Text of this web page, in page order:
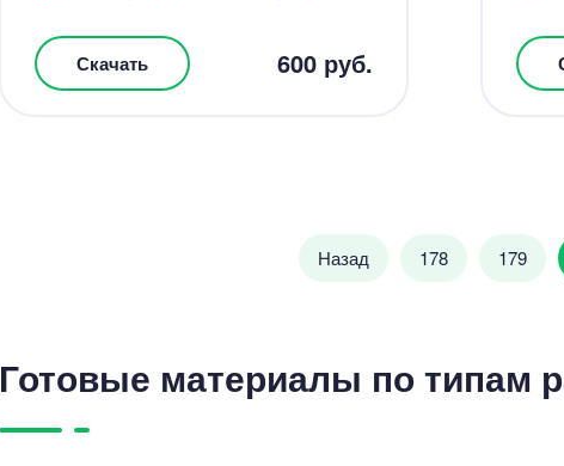
Скачать 600 руб.
Назад 178 179
Готовые материалы по типам